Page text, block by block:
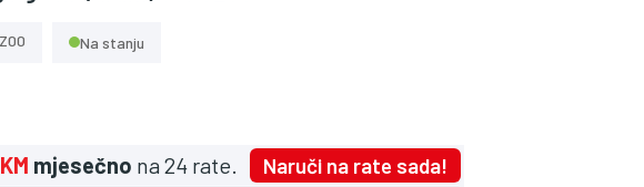
Na stanju
mjesečno na 24 rate. Naruči na rate sada!